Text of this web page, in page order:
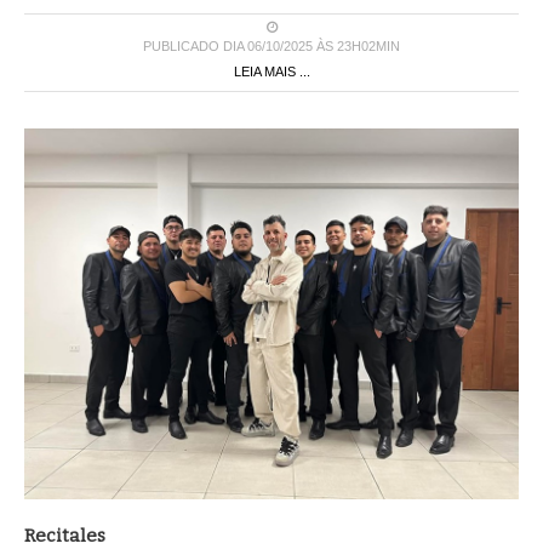
PUBLICADO DIA 06/10/2025 ÀS 23H02MIN
LEIA MAIS ...
Recitales